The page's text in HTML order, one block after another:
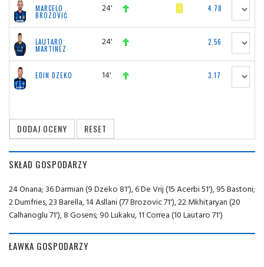
MARCELO
BROZOVIĆ
24' 4.78
LAUTARO
MARTINEZ
24' 2.56
EDIN DZEKO 14' 3.17
SKŁAD GOSPODARZY
24 Onana; 36 Darmian (9 Dzeko 81'), 6 De Vrij (15 Acerbi 51'), 95 Bastoni;
2 Dumfries, 23 Barella, 14 Asllani (77 Brozovic 71'), 22 Mkhitaryan (20
Calhanoglu 71'), 8 Gosens; 90 Lukaku, 11 Correa (10 Lautaro 71')
ŁAWKA GOSPODARZY